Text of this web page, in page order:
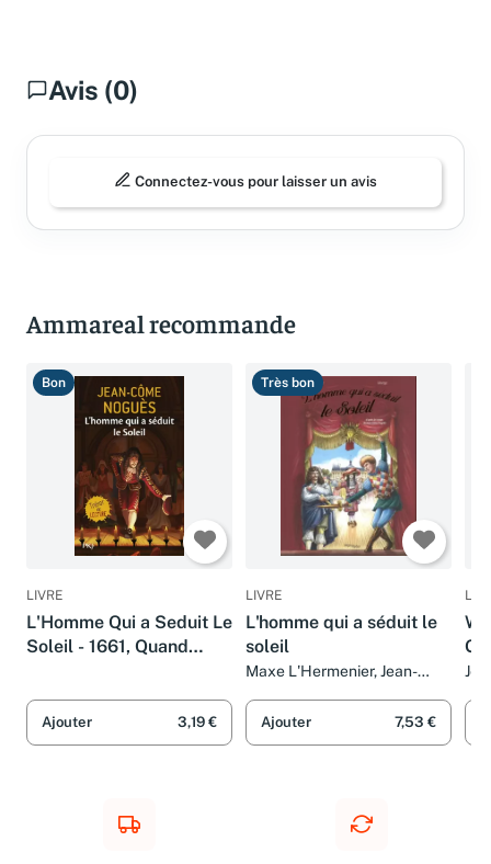
Avis (0)
Connectez-vous pour laisser un avis
Ammareal recommande
Bon
LIVRE
L'Homme Qui a Seduit Le
Soleil - 1661, Quand
Ajouter 3,19 €
Très bon
LIVRE
L'homme qui a séduit le
soleil
Maxe L'Hermenier, Jean-
Liberge
Ajouter 7,53 €